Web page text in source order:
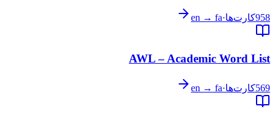
958کارت‌ها·
en → fa
AWL – Academic Word List
569کارت‌ها·
en → fa